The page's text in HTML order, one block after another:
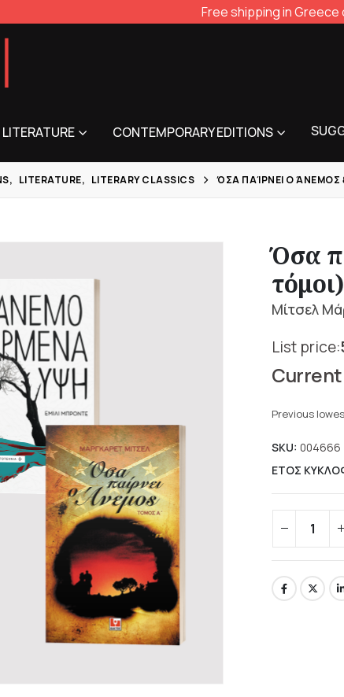
Free shipping in
CONTEMPORARY EDITIONS
, LITERATURE, LITERARY CLASSICS ΌΣΑ ΠΑΊΡΝΕΙ Ο
Όσα
τόμοι)
Μίτσελ
Original
price
was:
50,56 €.
price
40,45 €.
Previous
SKU: 004666
ΕΤΟΣ